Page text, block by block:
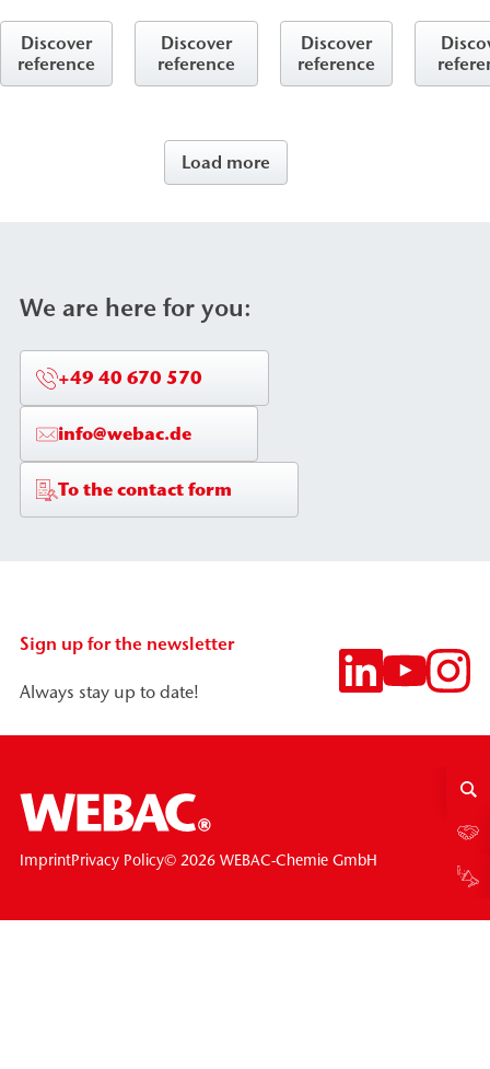
Discover
reference
Discover
reference
Discover
reference
Load more
We are here for you:
+49 40 670 570
info@webac.de
To the contact form
Sign up for the newsletter
Always stay up to date!
© 2026 WEBAC-Chemie GmbH
ImprintPrivacy Policy